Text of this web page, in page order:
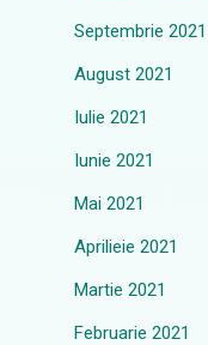
Septembrie 2021
August 2021
Iulie 2021
Iunie 2021
Mai 2021
Aprilieie 2021
Martie 2021
Februarie 2021